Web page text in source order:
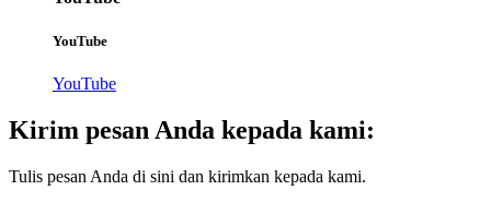
YouTube
YouTube
Kirim pesan Anda kepada kami:
Tulis pesan Anda di sini dan kirimkan kepada kami.